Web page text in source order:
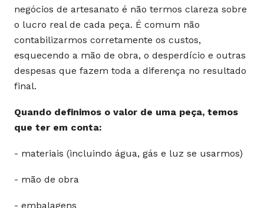
negócios de artesanato é não termos clareza sobre
o lucro real de cada peça. É comum não
contabilizarmos corretamente os custos,
esquecendo a mão de obra, o desperdício e outras
despesas que fazem toda a diferença no resultado
final.
Quando definimos o valor de uma peça, temos
que ter em conta:
- materiais (incluindo água, gás e luz se usarmos)
- mão de obra
- embalagens